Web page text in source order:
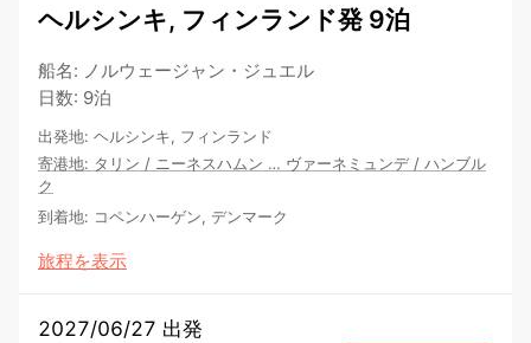
ヘルシンキ, フィンランド発 9泊
船名: ノルウェージャン・ジュエル
日数: 9泊
出発地: ヘルシンキ, フィンランド
寄港地: タリン / ニーネスハムン … ヴァーネミュンデ/ ハンブル
ク
到着地: コペンハーゲン, デンマーク
旅程を表示
2027/06/27 出発